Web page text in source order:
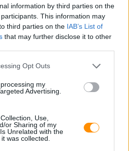
information by third parties on the
participants. This information may
third parties on the IAB’s List of
that may further disclose it to other
Opt Outs
my
Advertising.
Use,
or Sharing of my
Unrelated with the
was collected.
kézből